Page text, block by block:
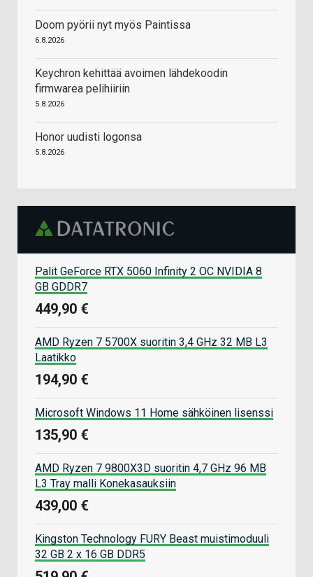
Doom pyörii nyt myös Paintissa
6.8.2026
Keychron kehittää avoimen lähdekoodin
firmwarea pelihiiriin
5.8.2026
Honor uudisti logonsa
5.8.2026
Palit GeForce RTX 5060 Infinity 2 OC NVIDIA 8
GB GDDR7
449,90 €
AMD Ryzen 7 5700X suoritin 3,4 GHz 32 MB L3
Laatikko
194,90 €
Microsoft Windows 11 Home sähköinen lisenssi
135,90 €
AMD Ryzen 7 9800X3D suoritin 4,7 GHz 96 MB
L3 Tray malli Konekasauksiin
439,00 €
Kingston Technology FURY Beast muistimoduuli
32 GB 2 x 16 GB DDR5